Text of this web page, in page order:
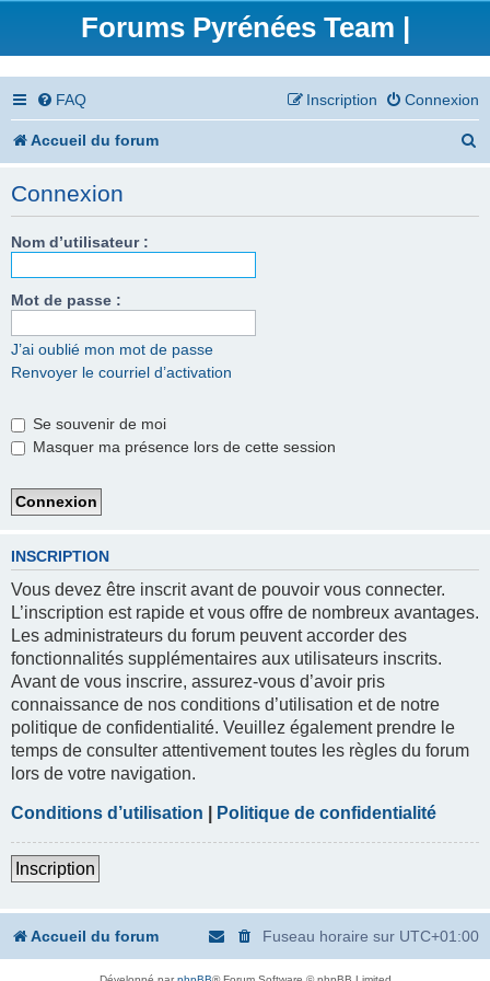
Forums Pyrénées Team |
FAQ Connexion
Inscription
Accueil du forum
Connexion
Nom d’utilisateur :
Mot de passe :
J’ai oublié mon mot de passe
Renvoyer le courriel d’activation
Se souvenir de moi
Masquer ma présence lors de cette session
INSCRIPTION
Vous devez être inscrit avant de pouvoir vous connecter.
L’inscription est rapide et vous offre de nombreux avantages.
Les administrateurs du forum peuvent accorder des
fonctionnalités supplémentaires aux utilisateurs inscrits.
Avant de vous inscrire, assurez-vous d’avoir pris
connaissance de nos conditions d’utilisation et de notre
politique de confidentialité. Veuillez également prendre le
temps de consulter attentivement toutes les règles du forum
lors de votre navigation.
Conditions d’utilisation Politique de confidentialité
Inscription
Accueil du forum Fuseau horaire sur UTC+01:00